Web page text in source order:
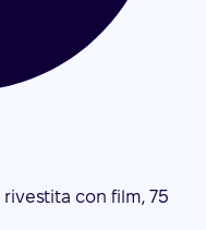
con film, 75